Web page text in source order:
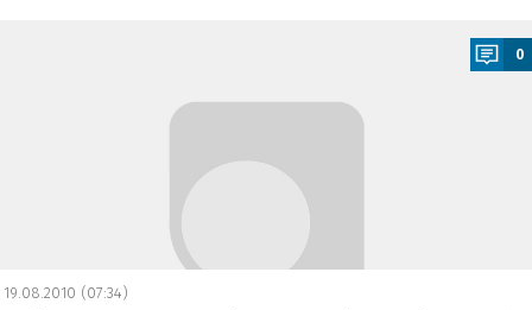
0
19.08.2010 (07:34)